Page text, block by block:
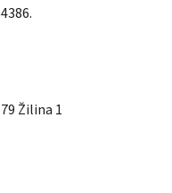
Žilina 1